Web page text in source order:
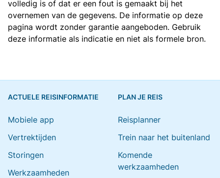
volledig is of dat er een fout is gemaakt bij het
overnemen van de gegevens. De informatie op deze
pagina wordt zonder garantie aangeboden. Gebruik
deze informatie als indicatie en niet als formele bron.
ACTUELE REISINFORMATIE
Mobiele app
Vertrektijden
Storingen
Werkzaamheden
PLAN JE REIS
Reisplanner
Trein naar het buitenland
Komende
werkzaamheden